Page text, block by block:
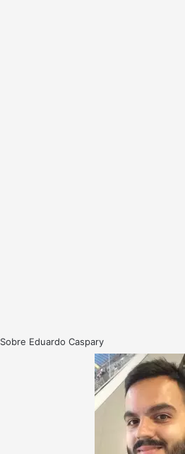
Sobre Eduardo Caspary